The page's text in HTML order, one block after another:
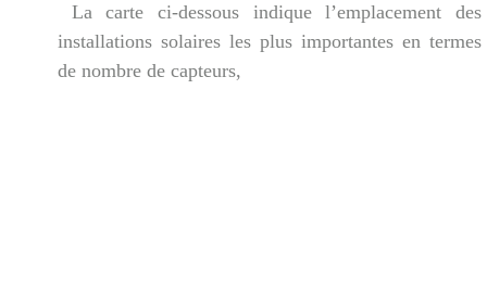
La carte ci-dessous indique l’emplacement des
installations solaires les plus importantes en termes
de nombre de capteurs,